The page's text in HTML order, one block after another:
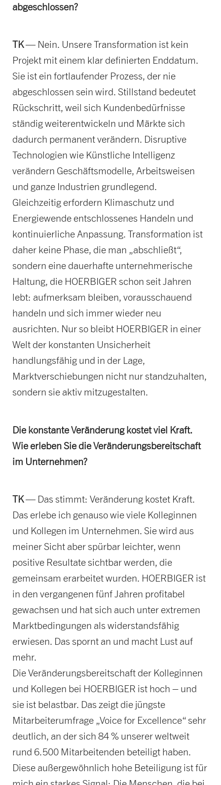
abgeschlossen?
TK— Nein. Unsere Transformation ist kein
Projekt mit einem klar definierten Enddatum.
Sie ist ein fortlaufender Prozess, der nie
abgeschlossen sein wird. Stillstand bedeutet
Rückschritt, weil sich Kundenbedürfnisse
ständig weiterentwickeln und Märkte sich
dadurch permanent verändern. Disruptive
Technologien wie Künstliche Intelligenz
verändern Geschäftsmodelle, Arbeitsweisen
und ganze Industrien grundlegend.
Gleichzeitig erfordern Klimaschutz und
Energiewende entschlossenes Handeln und
kontinuierliche Anpassung. Transformation ist
daher keine Phase, die man „abschließt“,
sondern eine dauerhafte unternehmerische
Haltung, die HOERBIGER schon seit Jahren
lebt: aufmerksam bleiben, vorausschauend
handeln und sich immer wieder neu
ausrichten. Nur so bleibt HOERBIGER in einer
Welt der konstanten Unsicherheit
handlungsfähig und in der Lage,
Marktverschiebungen nicht nur standzuhalten,
sondern sie aktiv mitzugestalten.
Die konstante Veränderung kostet viel Kraft.
Wie erleben Sie die Veränderungsbereitschaft
im Unternehmen?
TK— Das stimmt: Veränderung kostet Kraft.
Das erlebe ich genauso wie viele Kolleginnen
und Kollegen im Unternehmen. Sie wird aus
meiner Sicht aber spürbar leichter, wenn
positive Resultate sichtbar werden, die
gemeinsam erarbeitet wurden. HOERBIGER ist
in den vergangenen fünf Jahren profitabel
gewachsen und hat sich auch unter extremen
Marktbedingungen als widerstandsfähig
erwiesen. Das spornt an und macht Lust auf
mehr.
Die Veränderungsbereitschaft der Kolleginnen
und Kollegen bei HOERBIGER ist hoch – und
sie ist belastbar. Das zeigt die jüngste
Mitarbeiterumfrage „Voice for Excellence“ sehr
deutlich, an der sich 84 % unserer weltweit
rund 6.500 Mitarbeitenden beteiligt haben.
Diese außergewöhnlich hohe Beteiligung ist für